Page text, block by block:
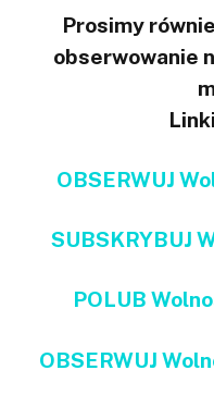
Prosimy
obserwowanie
OBSERWUJ
SUBSKRYBUJ
POLUB
OBSERWUJ